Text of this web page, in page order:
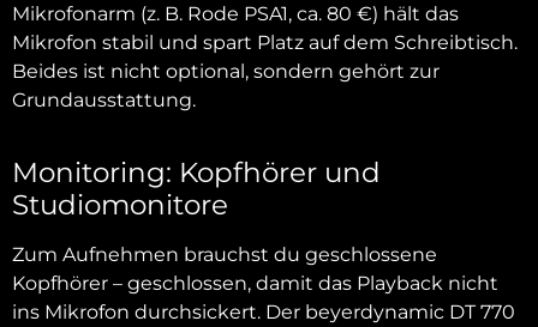
Mikrofonarm (z. B. Rode PSA1, ca. 80 €) hält das
Mikrofon stabil und spart Platz auf dem Schreibtisch.
Beides ist nicht optional, sondern gehört zur
Grundausstattung.
Monitoring: Kopfhörer und
Studiomonitore
Zum Aufnehmen brauchst du geschlossene
Kopfhörer – geschlossen, damit das Playback nicht
ins Mikrofon durchsickert. Der beyerdynamic DT 770